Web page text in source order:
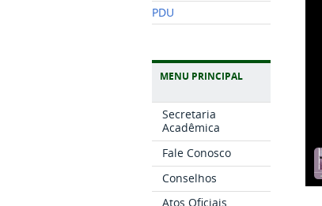
PDU
MENU PRINCIPAL
Secretaria
Acadêmica
Fale Conosco
Conselhos
Atos Oficiais